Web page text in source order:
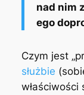
nad nim
ego
Czym jest
służbie
właściwości